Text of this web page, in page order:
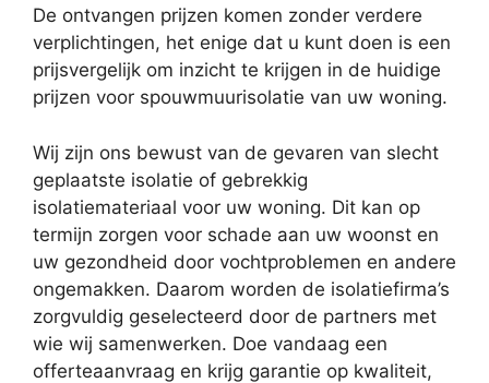
De ontvangen prijzen komen zonder verdere
verplichtingen, het enige dat u kunt doen is een
prijsvergelijk om inzicht te krijgen in de huidige
prijzen voor spouwmuurisolatie van uw woning.
Wij zijn ons bewust van de gevaren van slecht
geplaatste isolatie of gebrekkig
isolatiemateriaal voor uw woning. Dit kan op
termijn zorgen voor schade aan uw woonst en
uw gezondheid door vochtproblemen en andere
ongemakken. Daarom worden de isolatiefirma’s
zorgvuldig geselecteerd door de partners met
wie wij samenwerken. Doe vandaag een
offerteaanvraag en krijg garantie op kwaliteit,